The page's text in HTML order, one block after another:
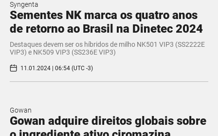
Syngenta
Sementes NK marca os quatro anos
de retorno ao Brasil na Dinetec 2024
Destaques devem ser os híbridos de milho NK501 VIP3 (SS2222E
VIP3) e NK509 VIP3 (SS236E VIP3)
11.01.2024 | 06:54 (UTC -3)
Gowan
Gowan adquire direitos globais sobre